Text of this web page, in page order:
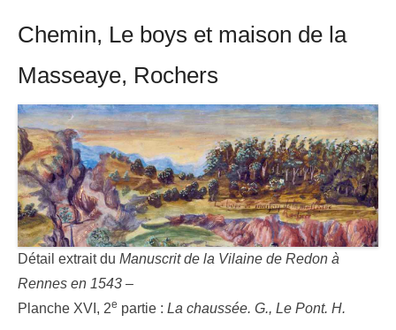
Chemin, Le boys et maison de la
Masseaye, Rochers
Détail extrait du Manuscrit de la Vilaine de Redon à
Rennes en 1543 –
Planche XVI, 2e partie : La chaussée. G., Le Pont. H.